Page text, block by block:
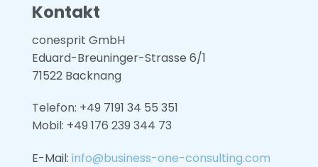
Kontakt
conesprit GmbH
Eduard-Breuninger-Strasse 6/1
71522 Backnang
Telefon: +49 7191 34 55 351
Mobil: +49 176 239 344 73
E-Mail: info@business-one-consulting.com